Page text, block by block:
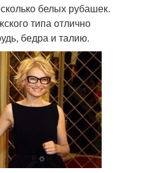
белых рубашек.
типа отлично
бедра и талию.